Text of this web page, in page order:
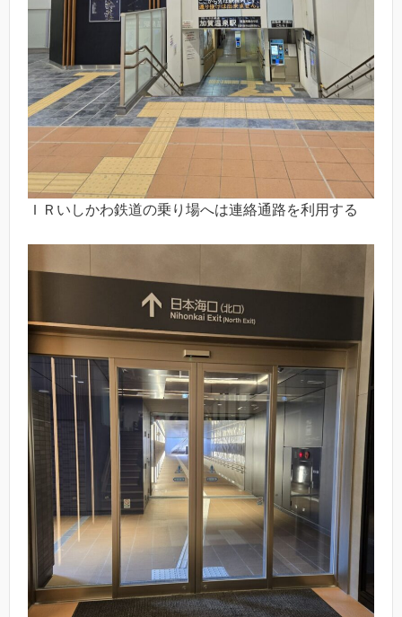
ＩＲいしかわ鉄道の乗り場へは連絡通路を利用する